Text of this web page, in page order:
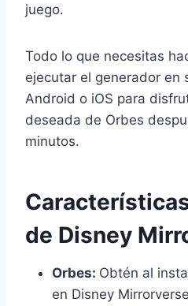
juego.
Todo lo que necesitas
ejecutar el generador en
Android o iOS para
deseada de Orbes
minutos.
de Disney
Orbes: Obtén al
en Disney